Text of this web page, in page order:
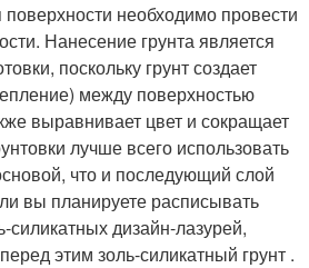
необходимо провести
Нанесение грунта является
поскольку грунт создает
между поверхностью
выравнивает цвет и сокращает
лучше всего использовать
что и последующий слой
вы планируете расписывать
дизайн-лазурей,
этим золь-силикатный грунт .